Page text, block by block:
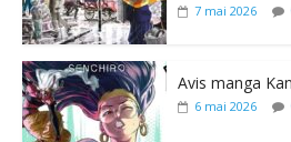
7 mai 2026
Avis manga
6 mai 2026